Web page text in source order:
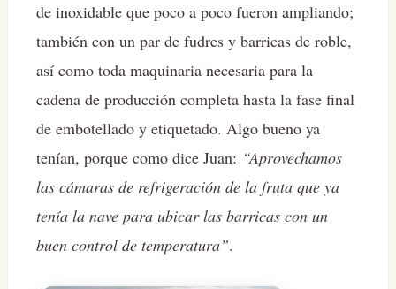
de inoxidable que poco a poco fueron ampliando;
también con un par de fudres y barricas de roble,
así como toda maquinaria necesaria para la
cadena de producción completa hasta la fase final
de embotellado y etiquetado. Algo bueno ya
tenían, porque como dice Juan: “Aprovechamos
las cámaras de refrigeración de la fruta que ya
tenía la nave para ubicar las barricas con un
buen control de temperatura”.